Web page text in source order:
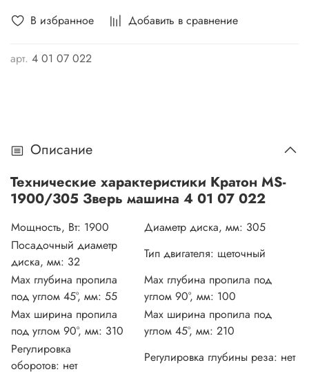
В избранное Добавить в сравнение
арт. 4 01 07 022
под углом (0°/45°) - 100х210 мм; Комбинированное
45х310 мм; Комбинированное пиление с наклоном и под
Описание
Технические характеристики Кратон MS-
1900/305 Зверь машина 4 01 07 022
Мощность, Вт: 1900 Диаметр диска, мм: 305
Посадочный диаметр
диска, мм: 32
Тип двигателя: щеточный
Max глубина пропила
под углом 45°, мм: 55
Max глубина пропила под
углом 90°, мм: 100
Max ширина пропила
под углом 90°, мм: 310
Max ширина пропила под
углом 45°, мм: 210
Регулировка
оборотов: нет
Регулировка глубины реза: нет